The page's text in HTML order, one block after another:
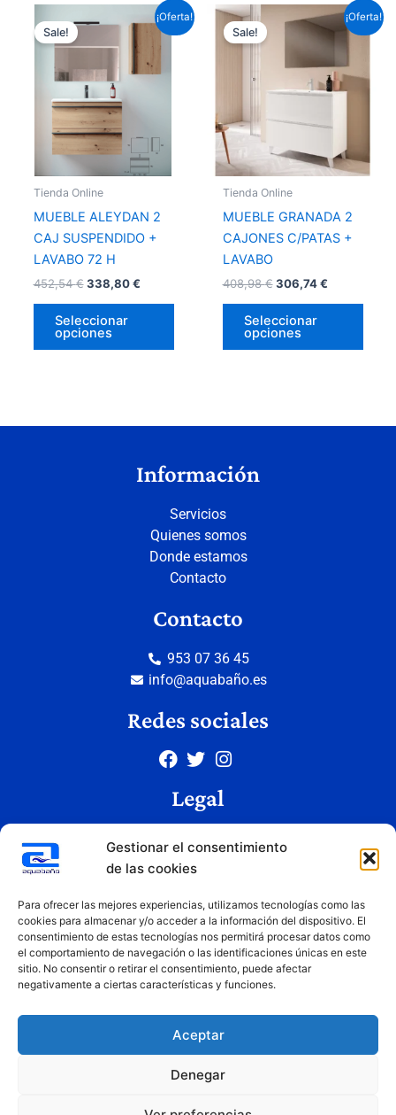
Gestionar el consentimiento
de las cookies
Para ofrecer las mejores experiencias, utilizamos tecnologías como las
cookies para almacenar y/o acceder a la información del dispositivo. El
consentimiento de estas tecnologías nos permitirá procesar datos como
el comportamiento de navegación o las identificaciones únicas en este
sitio. No consentir o retirar el consentimiento, puede afectar
negativamente a ciertas características y funciones.
Aceptar
Denegar
¡Oferta!
Sale!
Tienda Online
MUEBLE ALEYDAN 2
CAJ SUSPENDIDO +
LAVABO 72 H
452,54€ 338,80€
Seleccionar
opciones
Este
producto
opciones
¡Oferta!
Sale!
Tienda Online
MUEBLE GRANADA 2
CAJONES C/PATAS +
LAVABO
408,98€ 306,74€
Seleccionar
opciones
Este
se
Información
Servicios
Quienes somos
Donde estamos
Contacto
Contacto
953 07 36 45
info@aquabaño.es
Redes sociales
Legal
Política de privacidad
Condiciones de uso
Copyright © 2026 Aquabaño | Todos los derechos reservados
Diseñado porInnovation Studio